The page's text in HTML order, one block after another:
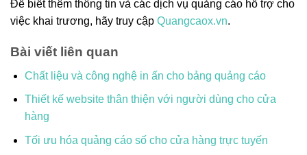
Để biết thêm thông tin và các dịch vụ quảng cáo hỗ trợ cho
việc khai trương, hãy truy cập Quangcaox.vn.
Bài viết liên quan
Chất liệu và công nghệ in ấn cho bảng quảng cáo
Thiết kế website thân thiện với người dùng cho cửa
hàng
Tối ưu hóa quảng cáo số cho cửa hàng trực tuyến